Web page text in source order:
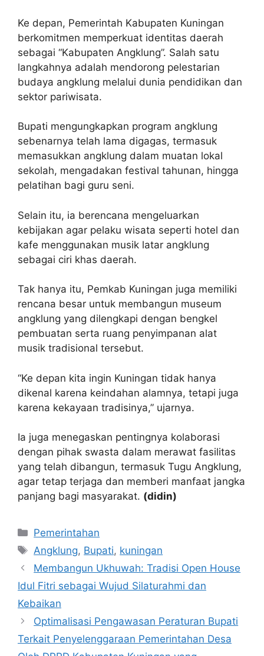
Ke depan, Pemerintah Kabupaten Kuningan
berkomitmen memperkuat identitas daerah
sebagai “Kabupaten Angklung”. Salah satu
langkahnya adalah mendorong pelestarian
budaya angklung melalui dunia pendidikan dan
sektor pariwisata.
Bupati mengungkapkan program angklung
sebenarnya telah lama digagas, termasuk
memasukkan angklung dalam muatan lokal
sekolah, mengadakan festival tahunan, hingga
pelatihan bagi guru seni.
Selain itu, ia berencana mengeluarkan
kebijakan agar pelaku wisata seperti hotel dan
kafe menggunakan musik latar angklung
sebagai ciri khas daerah.
Tak hanya itu, Pemkab Kuningan juga memiliki
rencana besar untuk membangun museum
angklung yang dilengkapi dengan bengkel
pembuatan serta ruang penyimpanan alat
musik tradisional tersebut.
“Ke depan kita ingin Kuningan tidak hanya
dikenal karena keindahan alamnya, tetapi juga
karena kekayaan tradisinya,” ujarnya.
Ia juga menegaskan pentingnya kolaborasi
dengan pihak swasta dalam merawat fasilitas
yang telah dibangun, termasuk Tugu Angklung,
agar tetap terjaga dan memberi manfaat jangka
panjang bagi masyarakat. (didin)
Kategori
Pemerintahan
Tag
Angklung, Bupati, kuningan
Membangun Ukhuwah: Tradisi Open House
Idul Fitri sebagai Wujud Silaturahmi dan
Kebaikan
Optimalisasi Pengawasan Peraturan Bupati
Terkait Penyelenggaraan Pemerintahan Desa